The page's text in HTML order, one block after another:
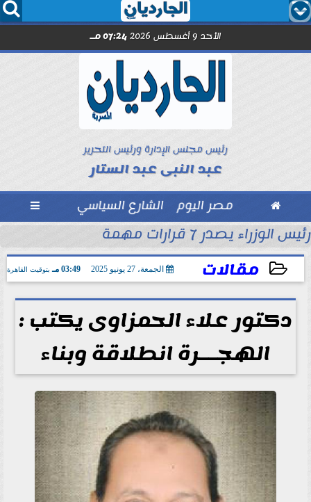
  
الأحد 9 أغسطس 2026 07:24 مـ
رئيس مجلس الإدارة ورئيس التحرير
عبد النبى عبد الستار
 مصر اليوم الشارع السياسي 
مع الصحفيين حاملى كارنيه النقابة
رئيس الوزراء يصدر 7 قرارات مهمة
مقالات الجمعة، 27 يونيو 2025 03:49 مـ بتوقيت القاهرة
2025-06-27 15:49:31
دكتور علاء الحمزاوى يكتب :
الهجــرة انطلاقة وبناء